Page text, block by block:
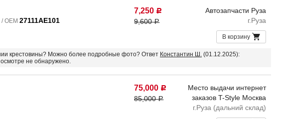
OEM 27111AE101
7,250 Р
9,600Р
Автозапчасти Руза
г.Руза
В корзину
крестовины? Можно более подробные фото? Ответ Константин Ш. (01.12.2025):
не обнаружено.
75,000 Р
85,000Р
Место выдачи интернет
заказов T-Style Москва
г.Руза (дальний склад)